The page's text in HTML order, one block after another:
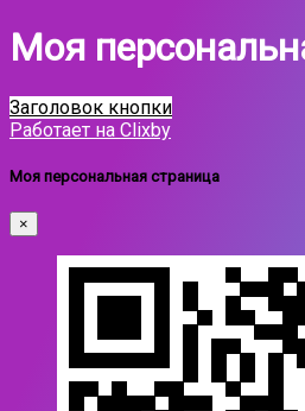
Моя
Заголовок кнопки
Работает на Clixby
Моя персональная страница
×